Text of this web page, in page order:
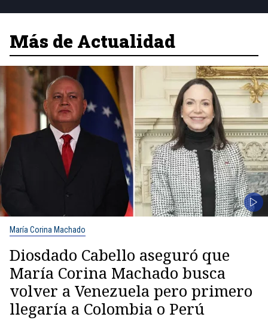
Más de Actualidad
María Corina Machado
Diosdado Cabello aseguró que
María Corina Machado busca
volver a Venezuela pero primero
llegaría a Colombia o Perú